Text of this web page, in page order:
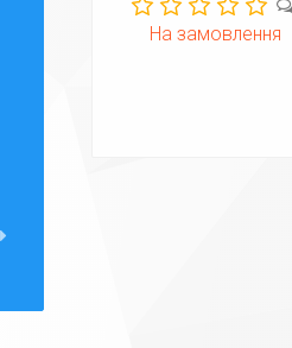
На замовлення